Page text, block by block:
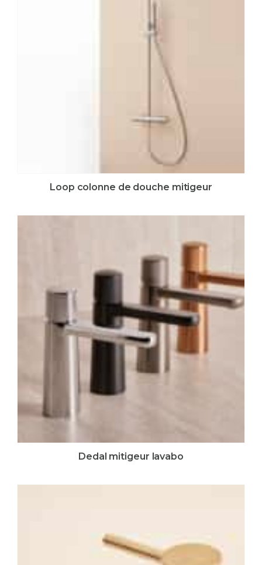
Loop colonne de douche mitigeur
Dedal mitigeur lavabo